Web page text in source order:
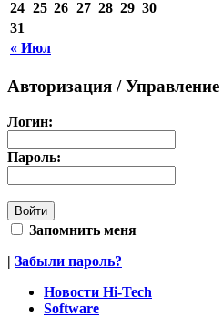
« Июл
24 25 26 27 28 29 30
31
Авторизация / Управление
Логин:
Пароль:
Запомнить меня
| Забыли пароль?
Новости Hi-Tech
Software